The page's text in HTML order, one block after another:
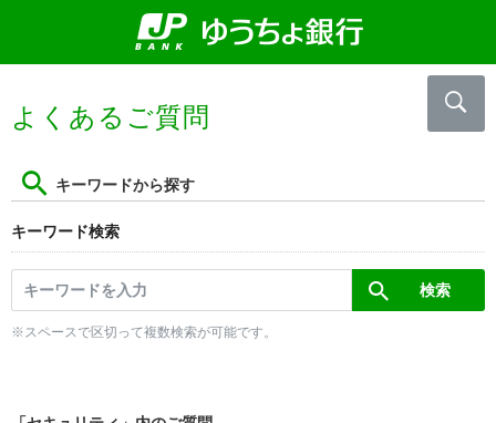
よくあるご質問
キーワードから探す
キーワード検索
※スペースで区切って複数検索が可能です。